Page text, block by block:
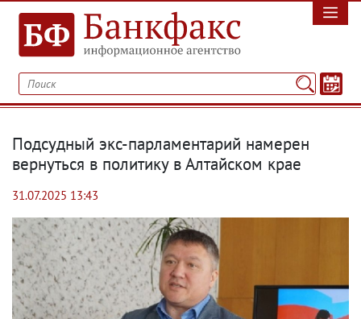
Подсудный экс-парламентарий намерен
вернуться в политику в Алтайском крае
31.07.2025 13:43